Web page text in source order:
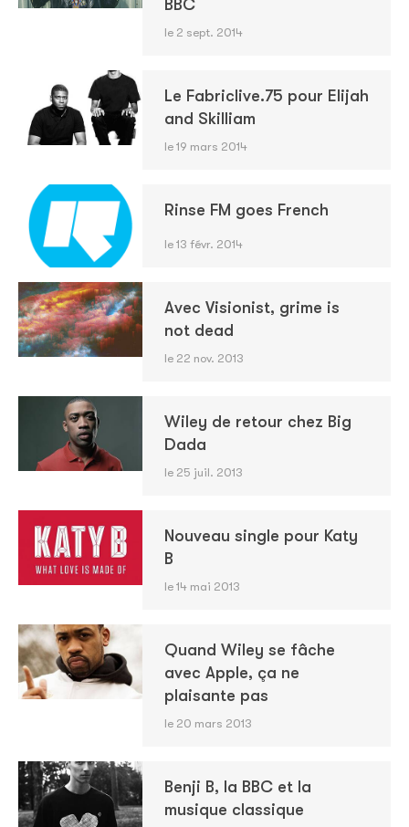
BBC
le 2 sept. 2014
Le Fabriclive.75 pour Elijah
and Skilliam
le 19 mars 2014
Rinse FM goes French
le 13 févr. 2014
Avec Visionist, grime is
not dead
le 22 nov. 2013
Wiley de retour chez Big
Dada
le 25 juil. 2013
Nouveau single pour Katy
B
le 14 mai 2013
Quand Wiley se fâche
avec Apple, ça ne
plaisante pas
le 20 mars 2013
Benji B, la BBC et la
musique classique